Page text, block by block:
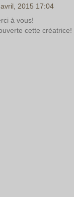
2015 17:04
à vous!
cette créatrice!